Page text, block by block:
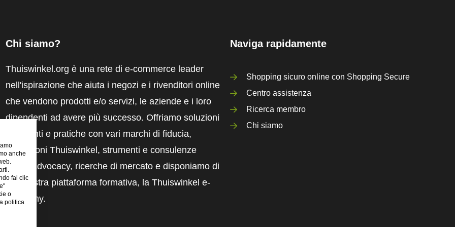
Chi siamo?
Thuiswinkel.org è una rete di e-commerce leader
nell'ispirazione che aiuta i negozi e i rivenditori online
che vendono prodotti e/o servizi, le aziende e i loro
dipendenti ad avere più successo. Offriamo soluzioni
pertinenti e pratiche con vari marchi di fiducia,
recensioni Thuiswinkel, strumenti e consulenze
legali, advocacy, ricerche di mercato e disponiamo di
una nostra piattaforma formativa, la Thuiswinkel e-
Academy.
Naviga rapidamente
Shopping sicuro online con Shopping Secure
Centro assistenza
Ricerca membro
Chi siamo
anche
fai clic
o
politica